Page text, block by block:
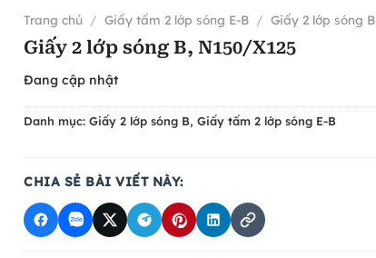
Trang chủ / Giấy tấm 2 lớp sóng E-B / Giấy 2 lớp sóng B
Giấy 2 lớp sóng B, N150/X125
Đang cập nhật
Danh mục: Giấy 2 lớp sóng B, Giấy tấm 2 lớp sóng E-B
CHIA SẺ BÀI VIẾT NÀY: